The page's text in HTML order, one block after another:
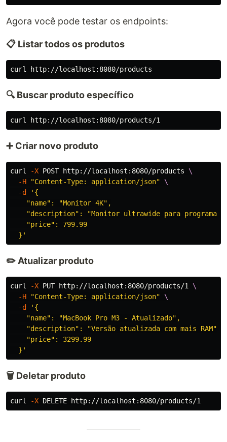
Agora você pode testar os endpoints:
📋 Listar todos os produtos
🔍 Buscar produto específico
➕ Criar novo produto
curl -X POST http://localhost:8080/products \
-H
"Content-Type: application/json"
\
-d
'{
    "name": "Monitor 4K",
"description": "Monitor ultrawide para
    "price": 799.99
  }'
✏️ Atualizar produto
curl -X PUT http://localhost:8080/products/1 \
-H
"Content-Type: application/json"
\
-d
'{
    "name": "MacBook Pro M3 - Atualizado",
    "description": "Versão atualizada com mais RAM",
    "price": 3299.99
  }'
🗑️ Deletar produto
curl -X